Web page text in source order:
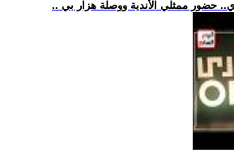
حضور ممثلي الأندية ووصلة هزار بي